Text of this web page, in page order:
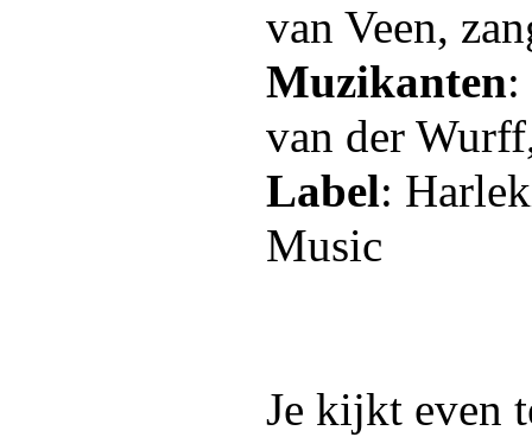
van Veen,
Muzikanten
van der
Label:
Music
Je kijkt even